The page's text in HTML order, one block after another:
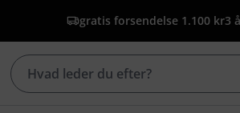
gratis forsendelse 1.100 kr3